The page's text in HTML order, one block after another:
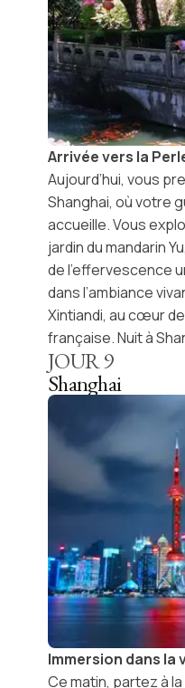
Arrivée vers la
Aujourd’hui, vous
Shanghai, où votre
accueille. Vous
jardin du mandarin Yu
de l’effervescence
dans l’ambiance
Xintiandi, au cœur
française. Nuit à
JOUR9
Shanghai
Immersion dans la
Ce matin, partez à